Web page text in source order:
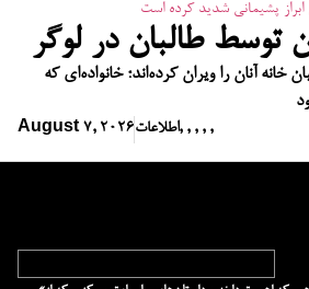
توسط طالبان در لوگر
خانه آنان را ویران کرده‌اند؛ خانواده‌ای که
August 7, 2026اطلاعات, , , , ,